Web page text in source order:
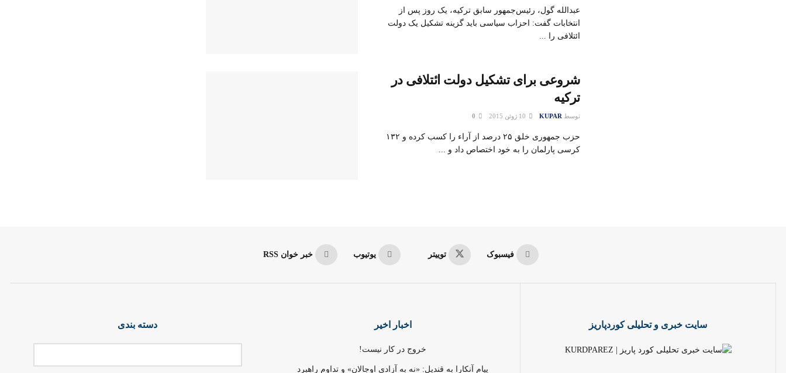
عبدالله گول، رئیس‌جمهور سابق ترکیه، یک روز پس از
انتخابات گفت: احزاب سیاسی باید گزینه تشکیل یک دولت
ائتلافی را ...
شروعی برای تشکیل دولت ائتلافی در
ترکیه
توسط KUPAR
حزب جمهوری خلق ۲۵ درصد از آراء را کسب کرده و ۱۳۲
کرسی پارلمان را به خود اختصاص داد و ...
فیسبوک توییتر یوتیوب خبر خوان RSS
سایت خبری و تحلیلی کوردپاریز اخبار اخیر
خروج در کار نیست!
پیام آنکارا به قندیل: «نه به آزادی اوجالان» و تداوم راهبرد
دسته بندی